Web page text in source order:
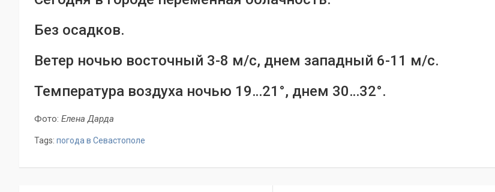
Без осадков.
Ветер ночью восточный 3-8 м/с, днем западный 6-11 м/с.
Температура воздуха ночью 19…21°, днем 30…32°.
Фото: Елена Дарда
Tags: погода в Севастополе